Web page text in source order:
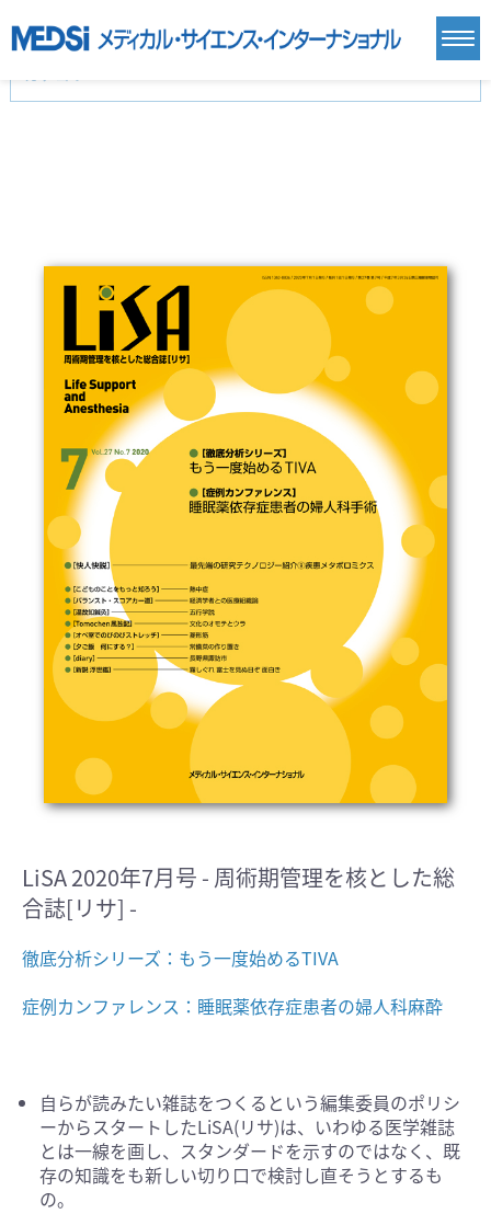
基礎医学(93)
基礎医学関連科学(80)
自然科学(25)
看護学(21)
医療技術(16)
歯科学(3)
保健・体育(1)
医学一般(91)
LiSA 2020年7月号 - 周術期管理を核とした総
合誌[リサ] -
徹底分析シリーズ：もう一度始めるTIVA
症例カンファレンス：睡眠薬依存症患者の婦人科麻酔
自らが読みたい雑誌をつくるという編集委員のポリシ
ーからスタートしたLiSA(リサ)は、いわゆる医学雑誌
とは一線を画し、スタンダードを示すのではなく、既
存の知識をも新しい切り口で検討し直そうとするも
の。